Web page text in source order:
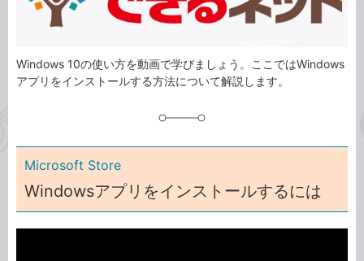
Windows 10の使い方を動画で学びましょう。ここではWindows
アプリをインストールする方法について解説します。
Microsoft Store
Windowsアプリをインストールするには